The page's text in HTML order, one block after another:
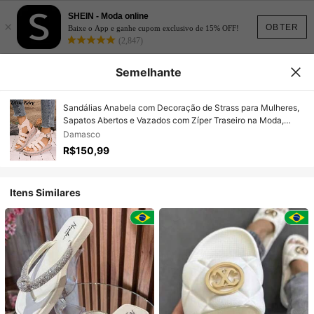
OBTER
×
SHEIN - Moda online
Baixe o App e ganhe cupom exclusivo de 15% OFF!
(2,847)
Semelhante
Sandálias Anabela com Decoração de Strass para Mulheres,
Sapatos Abertos e Vazados com Zíper Traseiro na Moda,
Sandálias de Verão Confortáveis para Uso Externo
Damasco
R$150,99
Itens Similares